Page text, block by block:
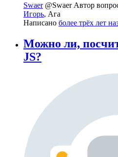
Swaer @Swaer Автор
Игорь, Ага
Написано более трёх лет
Можно ли,
JS?